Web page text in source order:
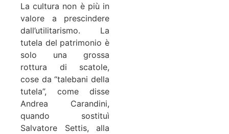
La cultura non è più in
valore a prescindere
dall’utilitarismo. La
tutela del patrimonio è
solo una grossa
rottura di scatole,
cose da “talebani della
tutela”, come disse
Andrea Carandini,
quando sostituì
Salvatore Settis, alla